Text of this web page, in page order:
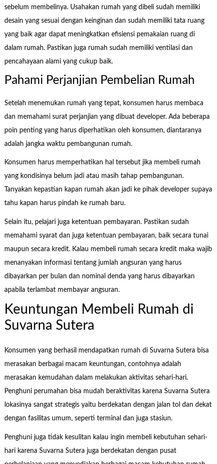
sebelum membelinya. Usahakan rumah yang dibeli sudah memiliki
desain yang sesuai dengan keinginan dan sudah memiliki tata ruang
yang baik agar dapat meningkatkan efisiensi pemakaian ruang di
dalam rumah. Pastikan juga rumah sudah memiliki ventilasi dan
pencahayaan alami yang cukup baik.
Pahami Perjanjian Pembelian Rumah
Setelah menemukan rumah yang tepat, konsumen harus membaca
dan memahami surat perjanjian yang dibuat developer. Ada beberapa
poin penting yang harus diperhatikan oleh konsumen, diantaranya
adalah jangka waktu pembangunan rumah.
Konsumen harus memperhatikan hal tersebut jika membeli rumah
yang kondisinya belum jadi atau masih tahap pembangunan.
Tanyakan kepastian kapan rumah akan jadi ke pihak developer supaya
tahu kapan harus pindah ke rumah baru.
Selain itu, pelajari juga ketentuan pembayaran. Pastikan sudah
memahami syarat dan juga ketentuan pembayaran, baik secara tunai
maupun secara kredit. Kalau membeli rumah secara kredit maka wajib
menanyakan informasi tentang jumlah angsuran yang harus
dibayarkan per bulan dan nominal denda yang harus dibayarkan
apabila terlambat membayar angsuran.
Keuntungan Membeli Rumah di
Suvarna Sutera
Konsumen yang berhasil mendapatkan rumah di Suvarna Sutera bisa
merasakan berbagai macam keuntungan, contohnya adalah
merasakan kemudahan dalam melakukan aktivitas sehari-hari.
Penghuni perumahan bisa mudah beraktivitas karena Suvarna Sutera
lokasinya sangat strategis yaitu berdekatan dengan jalan tol dan dekat
dengan fasilitas umum, seperti terminal dan juga stasiun.
Penghuni juga tidak kesulitan kalau ingin membeli kebutuhan sehari-
hari karena Suvarna Sutera juga berdekatan dengan pusat